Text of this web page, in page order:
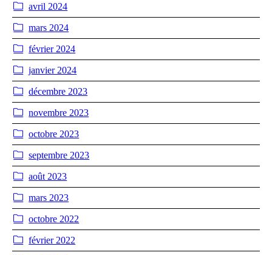
avril 2024
mars 2024
février 2024
janvier 2024
décembre 2023
novembre 2023
octobre 2023
septembre 2023
août 2023
mars 2023
octobre 2022
février 2022